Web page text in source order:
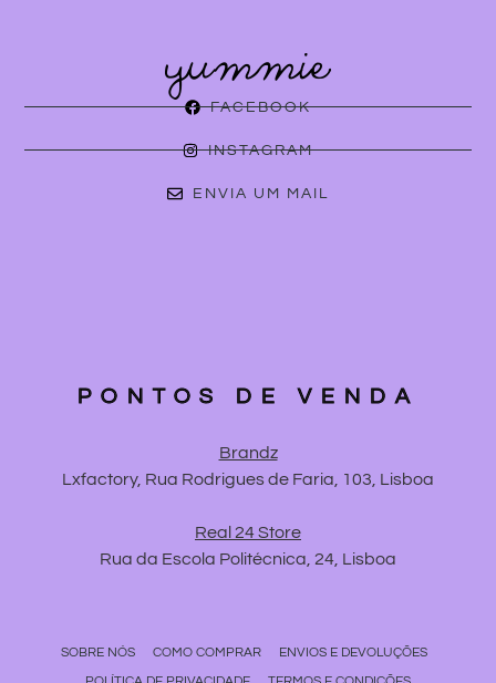
FACEBOOK
INSTAGRAM
ENVIA UM MAIL
PONTOS DE VENDA
Brandz
Lxfactory, Rua Rodrigues de Faria, 103, Lisboa
Real 24 Store
Rua da Escola Politécnica, 24, Lisboa
SOBRE NÓS COMO COMPRAR
ENVIOS E DEVOLUÇÕES